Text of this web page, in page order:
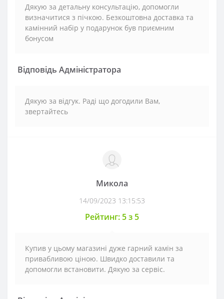
Дякую за детальну консультацію, допомогли
визначитися з пічкою. Безкоштовна доставка та
камінний набір у подарунок був приємним
бонусом
Відповідь Адміністратора
Дякую за відгук. Раді що догодили Вам,
звертайтесь
Микола
14/09/2023 13:15:53
Рейтинг: 5 з 5
Купив у цьому магазині дуже гарний камін за
привабливою ціною. Швидко доставили та
допомогли встановити. Дякую за сервіс.